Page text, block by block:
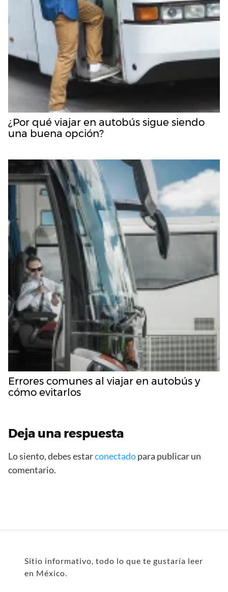
¿Por qué viajar en autobús sigue siendo
una buena opción?
Errores comunes al viajar en autobús y
cómo evitarlos
Deja una respuesta
Lo siento, debes estarconectadopara publicar un
comentario.
Sitio informativo, todo lo que te gustaría leer
en México.